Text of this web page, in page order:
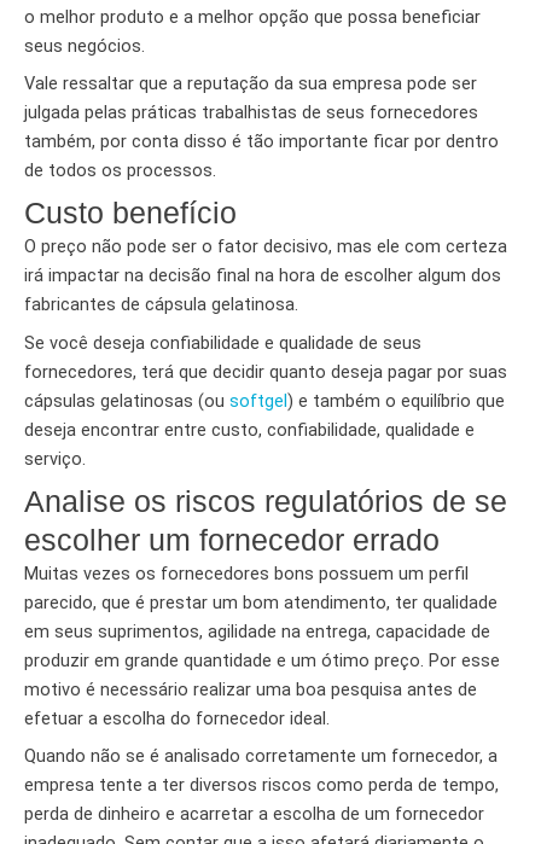
o melhor produto e a melhor opção que possa beneficiar
seus negócios.
Vale ressaltar que a reputação da sua empresa pode ser
julgada pelas práticas trabalhistas de seus fornecedores
também, por conta disso é tão importante ficar por dentro
de todos os processos.
Custo benefício
O preço não pode ser o fator decisivo, mas ele com certeza
irá impactar na decisão final na hora de escolher algum dos
fabricantes de cápsula gelatinosa.
Se você deseja confiabilidade e qualidade de seus
fornecedores, terá que decidir quanto deseja pagar por suas
cápsulas gelatinosas (ou softgel) e também o equilíbrio que
deseja encontrar entre custo, confiabilidade, qualidade e
serviço.
Analise os riscos regulatórios de se
escolher um fornecedor errado
Muitas vezes os fornecedores bons possuem um perfil
parecido, que é prestar um bom atendimento, ter qualidade
em seus suprimentos, agilidade na entrega, capacidade de
produzir em grande quantidade e um ótimo preço. Por esse
motivo é necessário realizar uma boa pesquisa antes de
efetuar a escolha do fornecedor ideal.
Quando não se é analisado corretamente um fornecedor, a
empresa tente a ter diversos riscos como perda de tempo,
perda de dinheiro e acarretar a escolha de um fornecedor